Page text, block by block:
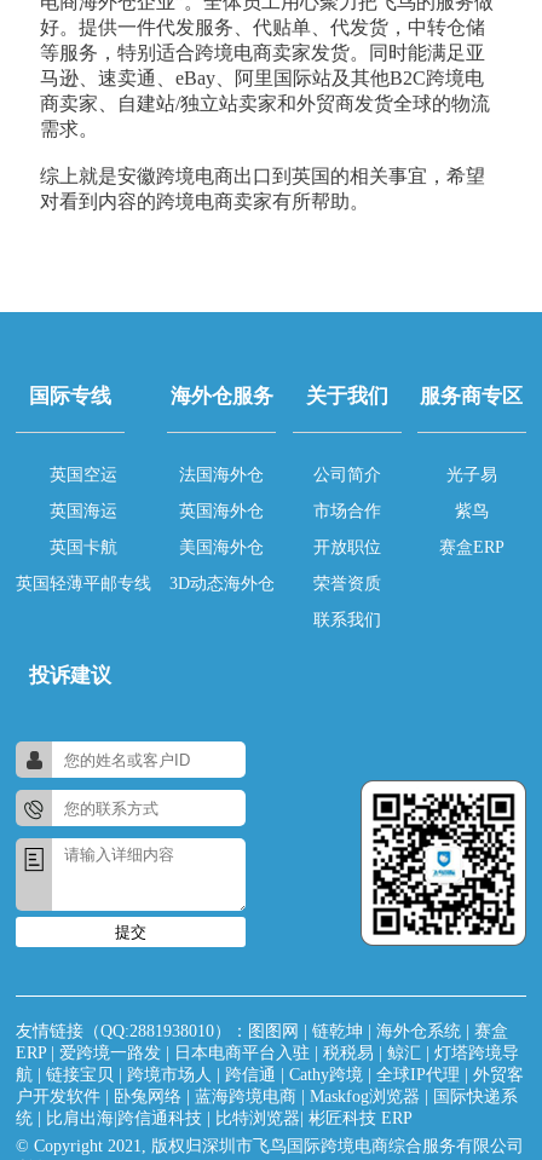
好。提供一件代发服务、代贴单、代发货，中转仓储
等服务，特别适合跨境电商卖家发货。同时能满足亚
马逊、速卖通、eBay、阿里国际站及其他B2C跨境电
商卖家、自建站/独立站卖家和外贸商发货全球的物流
需求。
综上就是安徽跨境电商出口到英国的相关事宜，希望
对看到内容的跨境电商卖家有所帮助。
国际专线
英国空运
英国海运
英国卡航
英国轻薄平邮专线
海外仓服务
法国海外仓
英国海外仓
美国海外仓
3D动态海外仓
关于我们
公司简介
市场合作
开放职位
荣誉资质
联系我们
服务商专区
光子易
紫鸟
赛盒ERP
投诉建议
提交
友情链接（QQ:2881938010）： 图图网 |链乾坤 |海外仓系统 |赛盒
ERP|爱跨境一路发 日本电商平台入驻 |税税易 |鲸汇 |灯塔跨境导
航 |链接宝贝 |跨境市场人 |跨信通 |Cathy跨境 |全球IP代理 |外贸客
户开发软件
卧兔网络 |蓝海跨境电商 |Maskfog浏览器
国际快递系
统
比肩出海|跨信通科技 比特浏览器 |彬匠科技 ERP
© Copyright 2021, 版权归深圳市飞鸟国际跨境电商综合服务有限公司